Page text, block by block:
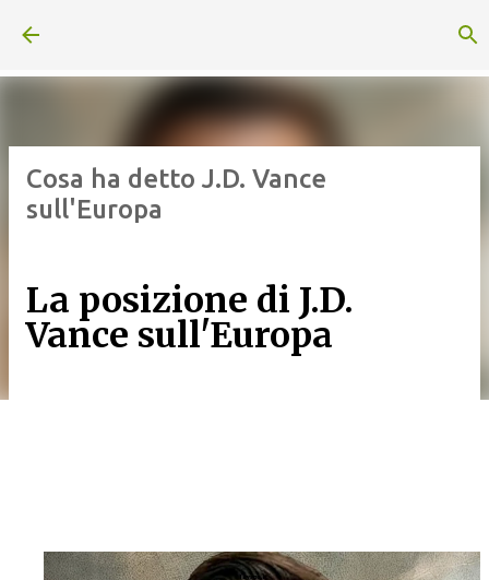
Cosa ha detto J.D. Vance
sull'Europa
La posizione di J.D.
Vance sull'Europa